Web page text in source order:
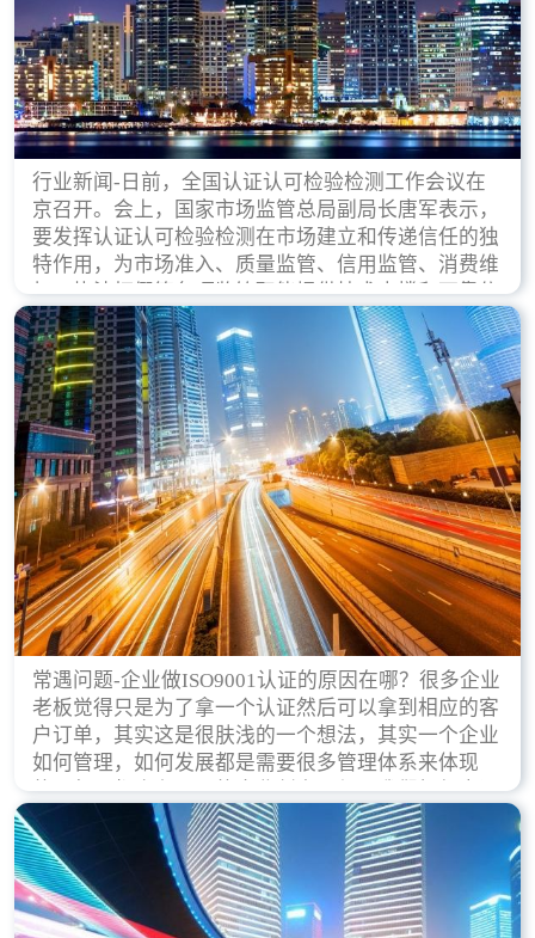
行业新闻-日前，全国认证认可检验检测工作会议在
京召开。会上，国家市场监管总局副局长唐军表示，
要发挥认证认可检验检测在市场建立和传递信任的独
特作用，为市场准入、质量监管、信用监管、消费维
权、执法打假等各项监管职能提供技术支撑和可靠依
据。
常遇问题-企业做ISO9001认证的原因在哪？很多企业
老板觉得只是为了拿一个认证然后可以拿到相应的客
户订单，其实这是很肤浅的一个想法，其实一个企业
如何管理，如何发展都是需要很多管理体系来体现
的，每天都会有不同的企业创立，但是我们如何去证
实一个企业的合法，有质量保证了？这就是ISO9001
认证体现价值的时候，那么键锋小编就来细说下企业
做ISO9001认证的根本原因。